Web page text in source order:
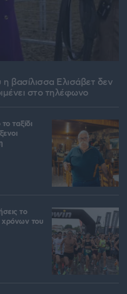
βασίλισσα Ελισάβετ δεν
στο τηλέφωνο
ταξίδι
το
χρόνων του